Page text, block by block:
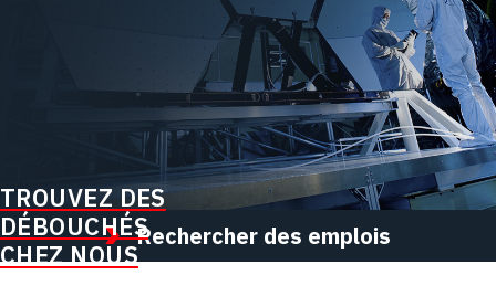
TROUVEZ DES
DÉBOUCHÉS
CHEZ NOUS
Rechercher des emplois